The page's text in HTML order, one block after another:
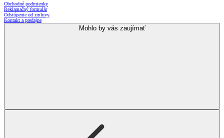
Obchodné podmienky
Reklamačný formulár
Odstúpenie od zmluvy
Kontakt a predajne
Mohlo by vás zaujímať